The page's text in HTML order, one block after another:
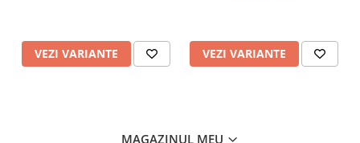
VEZI VARIANTE VEZI VARIANTE
MAGAZINUL MEU